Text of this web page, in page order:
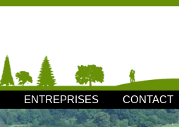
ENTREPRISES CONTACT